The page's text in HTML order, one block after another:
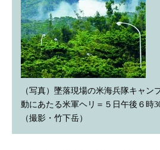
（写真）墜落現場の米海兵隊キャン
動にあたる米軍ヘリ＝５日午後６時
（撮影・竹下岳）